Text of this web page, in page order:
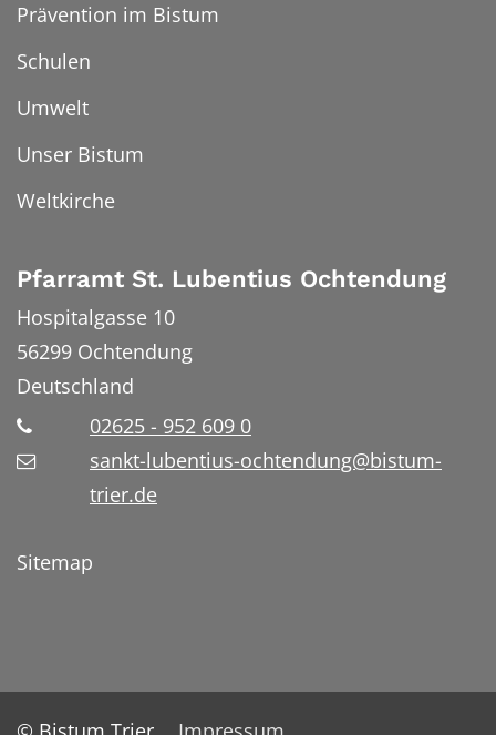
Prävention im Bistum
Schulen
Umwelt
Unser Bistum
Weltkirche
Pfarramt St. Lubentius Ochtendung
Hospitalgasse 10
56299 Ochtendung
Deutschland
02625 - 952 609 0
sankt-lubentius-ochtendung@bistum-
trier.de
Sitemap